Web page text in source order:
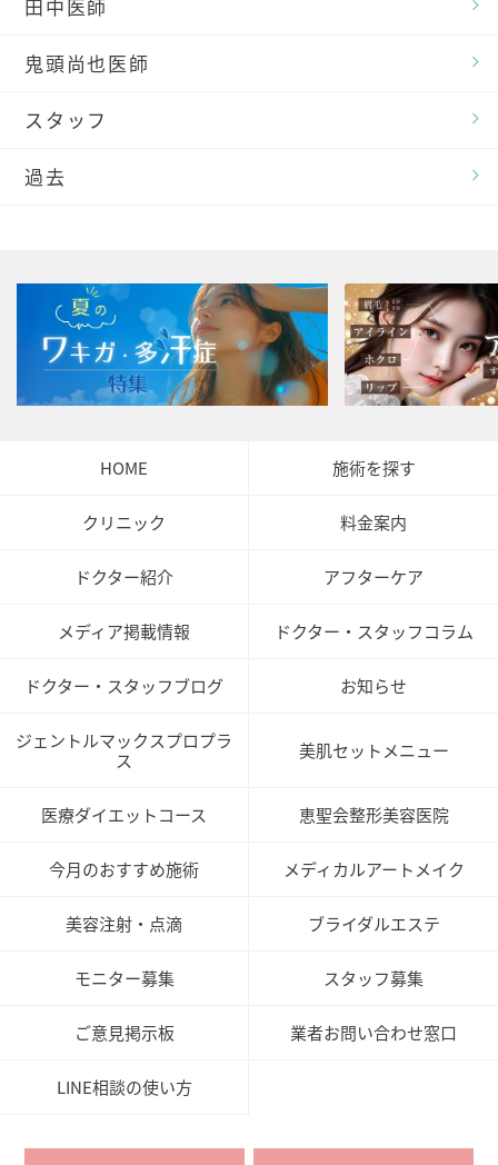
田中医師
鬼頭尚也医師
スタッフ
過去
HOME 施術を探す
クリニック 料金案内
ドクター紹介 アフターケア
メディア掲載情報 ドクター・スタッフコラム
ドクター・スタッフブログ お知らせ
ジェントルマックスプロプラ
ス
美肌セットメニュー
医療ダイエットコース 恵聖会整形美容医院
今月のおすすめ施術 メディカルアートメイク
美容注射・点滴 ブライダルエステ
モニター募集 スタッフ募集
ご意見掲示板 業者お問い合わせ窓口
LINE相談の使い方